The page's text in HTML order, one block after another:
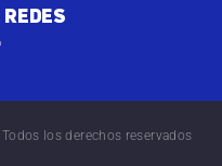
los derechos reservados